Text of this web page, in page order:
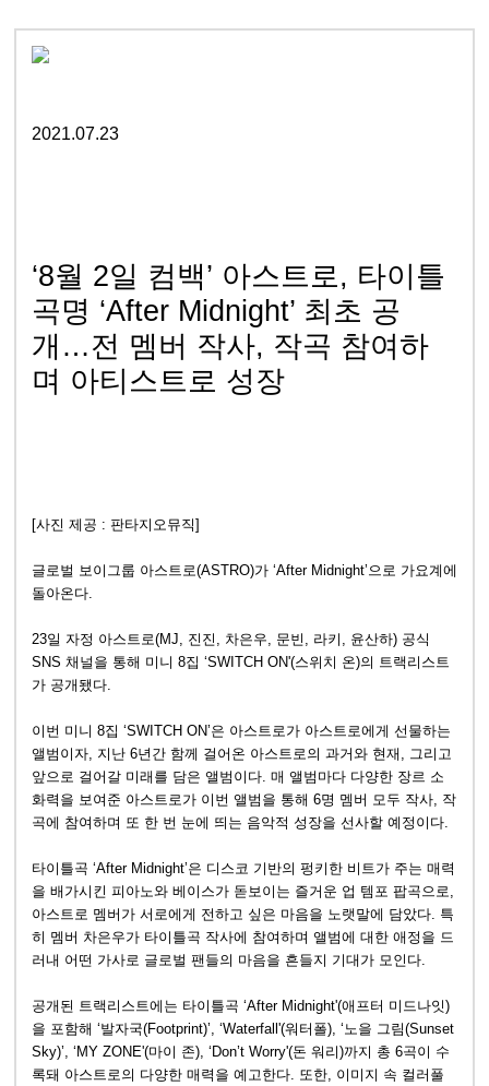
2021.07.23
‘8월 2일 컴백’ 아스트로, 타이틀
곡명 ‘After Midnight’ 최초 공
개…전 멤버 작사, 작곡 참여하
며 아티스트로 성장
[사진 제공 : 판타지오뮤직]
글로벌 보이그룹 아스트로(ASTRO)가 ‘After Midnight’으로 가요계에
돌아온다.
23일 자정 아스트로(MJ, 진진, 차은우, 문빈, 라키, 윤산하) 공식
SNS 채널을 통해 미니 8집 ‘SWITCH ON'(스위치 온)의 트랙리스트
가 공개됐다.
이번 미니 8집 ‘SWITCH ON’은 아스트로가 아스트로에게 선물하는
앨범이자, 지난 6년간 함께 걸어온 아스트로의 과거와 현재, 그리고
앞으로 걸어갈 미래를 담은 앨범이다. 매 앨범마다 다양한 장르 소
화력을 보여준 아스트로가 이번 앨범을 통해 6명 멤버 모두 작사, 작
곡에 참여하며 또 한 번 눈에 띄는 음악적 성장을 선사할 예정이다.
타이틀곡 ‘After Midnight’은 디스코 기반의 펑키한 비트가 주는 매력
을 배가시킨 피아노와 베이스가 돋보이는 즐거운 업 템포 팝곡으로,
아스트로 멤버가 서로에게 전하고 싶은 마음을 노랫말에 담았다. 특
히 멤버 차은우가 타이틀곡 작사에 참여하며 앨범에 대한 애정을 드
러내 어떤 가사로 글로벌 팬들의 마음을 흔들지 기대가 모인다.
공개된 트랙리스트에는 타이틀곡 ‘After Midnight'(애프터 미드나잇)
을 포함해 ‘발자국(Footprint)’, ‘Waterfall'(워터폴), ‘노을 그림(Sunset
Sky)’, ‘MY ZONE'(마이 존), ‘Don’t Worry'(돈 워리)까지 총 6곡이 수
록돼 아스트로의 다양한 매력을 예고한다. 또한, 이미지 속 컬러풀